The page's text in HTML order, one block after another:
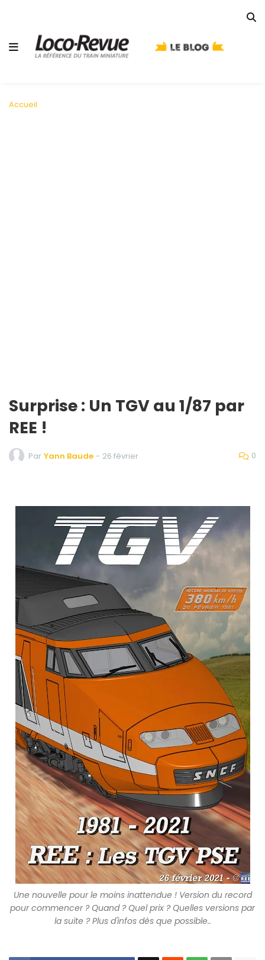
Accueil
Surprise : Un TGV au 1/87 par
REE !
Par Yann Baude - 26 février 0
Une nouvelle pour le moins inattendue ! Version du record
pour commencer ? Quand ? Quel prix ? Quelles versions par
la suite ? Plus d'infos dès que possible..